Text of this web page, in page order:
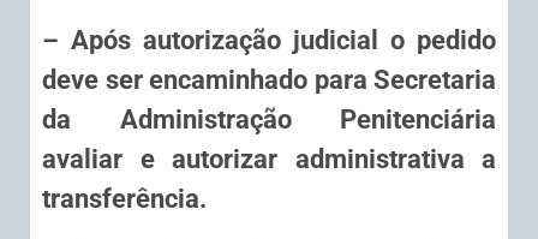
– Após autorização judicial o pedido
deve ser encaminhado para Secretaria
da Administração Penitenciária
avaliar e autorizar administrativa a
transferência.